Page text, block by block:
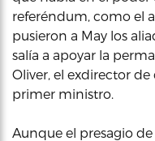
referéndum, como el
pusieron a May los
salía a apoyar la
Oliver, el exdirector
primer ministro.
Aunque el presagio